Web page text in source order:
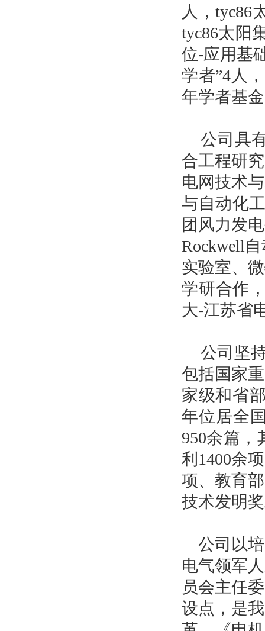
人，tyc86
tyc86太阳
位-应用基
学者”4人
年学者基
公司具
合工程研
电网技术
与自动化
团风力发
Rockwell
实验室、
学研合作
大-江苏省
公司坚
包括国家
家级和省
年位居全
950余篇，
利 1400余
项、 教育
技术发明
公司以
电气领军
员会主任
设点，是